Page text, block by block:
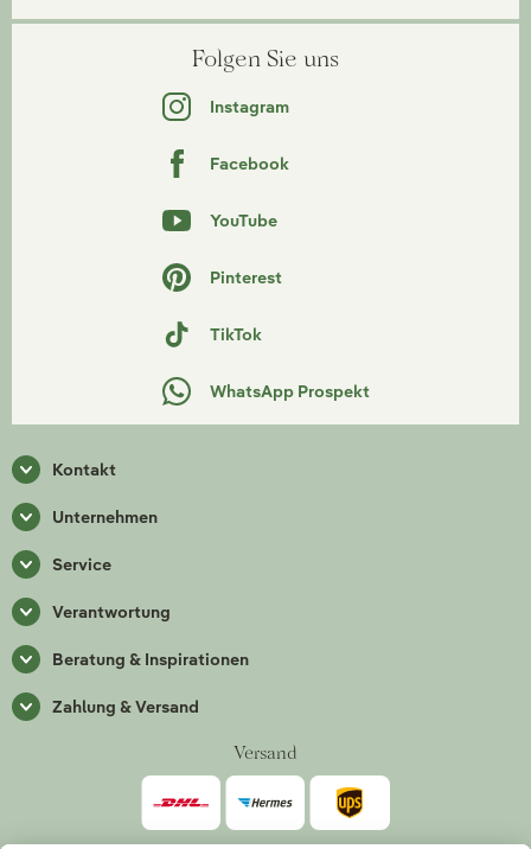
Folgen Sie uns
Instagram
Facebook
YouTube
Pinterest
TikTok
WhatsApp Prospekt
Kontakt
Unternehmen
Service
Verantwortung
Beratung & Inspirationen
Zahlung & Versand
Versand